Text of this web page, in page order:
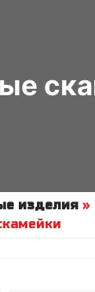
изделия »